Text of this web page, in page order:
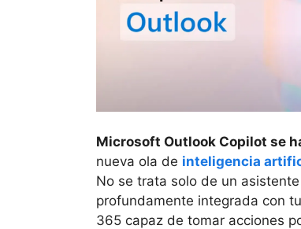
Microsoft Outlook Copilot se
nueva ola de inteligencia
No se trata solo de un
profundamente integrada con
365 capaz de tomar acciones